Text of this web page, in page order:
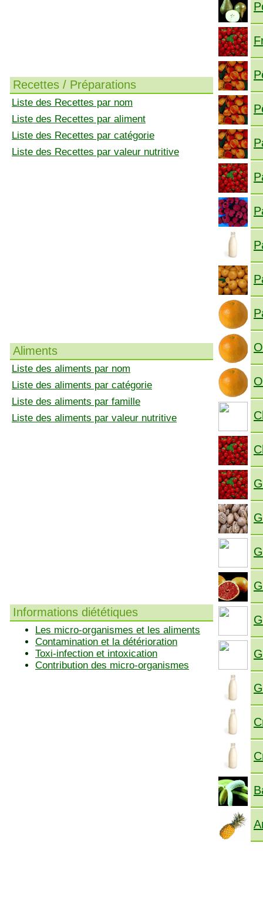
Recettes / Préparations
Liste des Recettes par nom
Liste des Recettes par aliment
Liste des Recettes par catégorie
Liste des Recettes par valeur nutritive
Aliments
Liste des aliments par nom
Liste des aliments par catégorie
Liste des aliments par famille
Liste des aliments par valeur nutritive
Informations diététiques
Les micro-organismes et les aliments
Contamination et la détérioration
Toxi-infection et intoxication
Contribution des micro-organismes